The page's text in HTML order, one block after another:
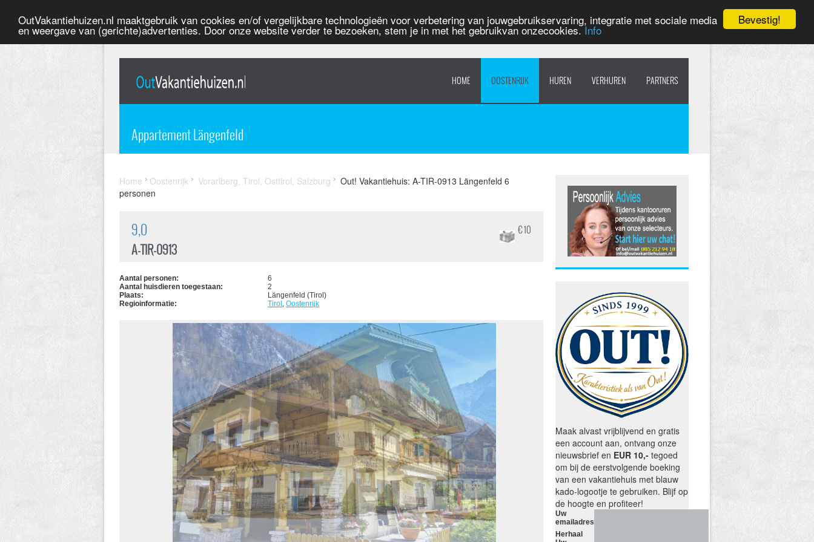
Bevestig!
OutVakantiehuizen.nl maaktgebruik van cookies en/of vergelijkbare technologieën voor verbetering van jouwgebruikservaring, integratie met sociale media
en weergave van (gerichte)advertenties. Door onze website verder te bezoeken, stem je in met het gebruikvan onzecookies.Info
HOME OOSTENRIJK HUREN VERHUREN PARTNERS
Appartement Längenfeld
Home Oostenrijk Vorarlberg, Tirol, Osttirol, Salzburg
Out! Vakantiehuis: A-TIR-0913 Längenfeld 6
personen
9,0
A-TIR-0913
€ 10
Aantal personen:
6
Aantal huisdieren toegestaan:
2
Plaats:
Längenfeld (Tirol)
Regioinformatie:
Tirol , Oostenrijk
Maak alvast vrijblijvend en gratis
een account aan, ontvang onze
nieuwsbrief en EUR 10,- tegoed
om bij de eerstvolgende boeking
van een vakantiehuis met blauw
kado-logootje te gebruiken. Blijf op
de hoogte en profiteer!
Uw
emailadres
Herhaal